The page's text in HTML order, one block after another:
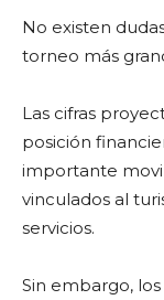
No existen
torneo más
Las cifras
posición
importante
vinculados al
servicios.
Sin embargo,